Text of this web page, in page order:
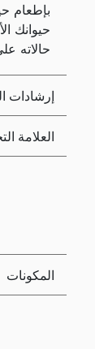
بإطعام
حيوانك
حالاته
إرشادات
العلامة
المكونات